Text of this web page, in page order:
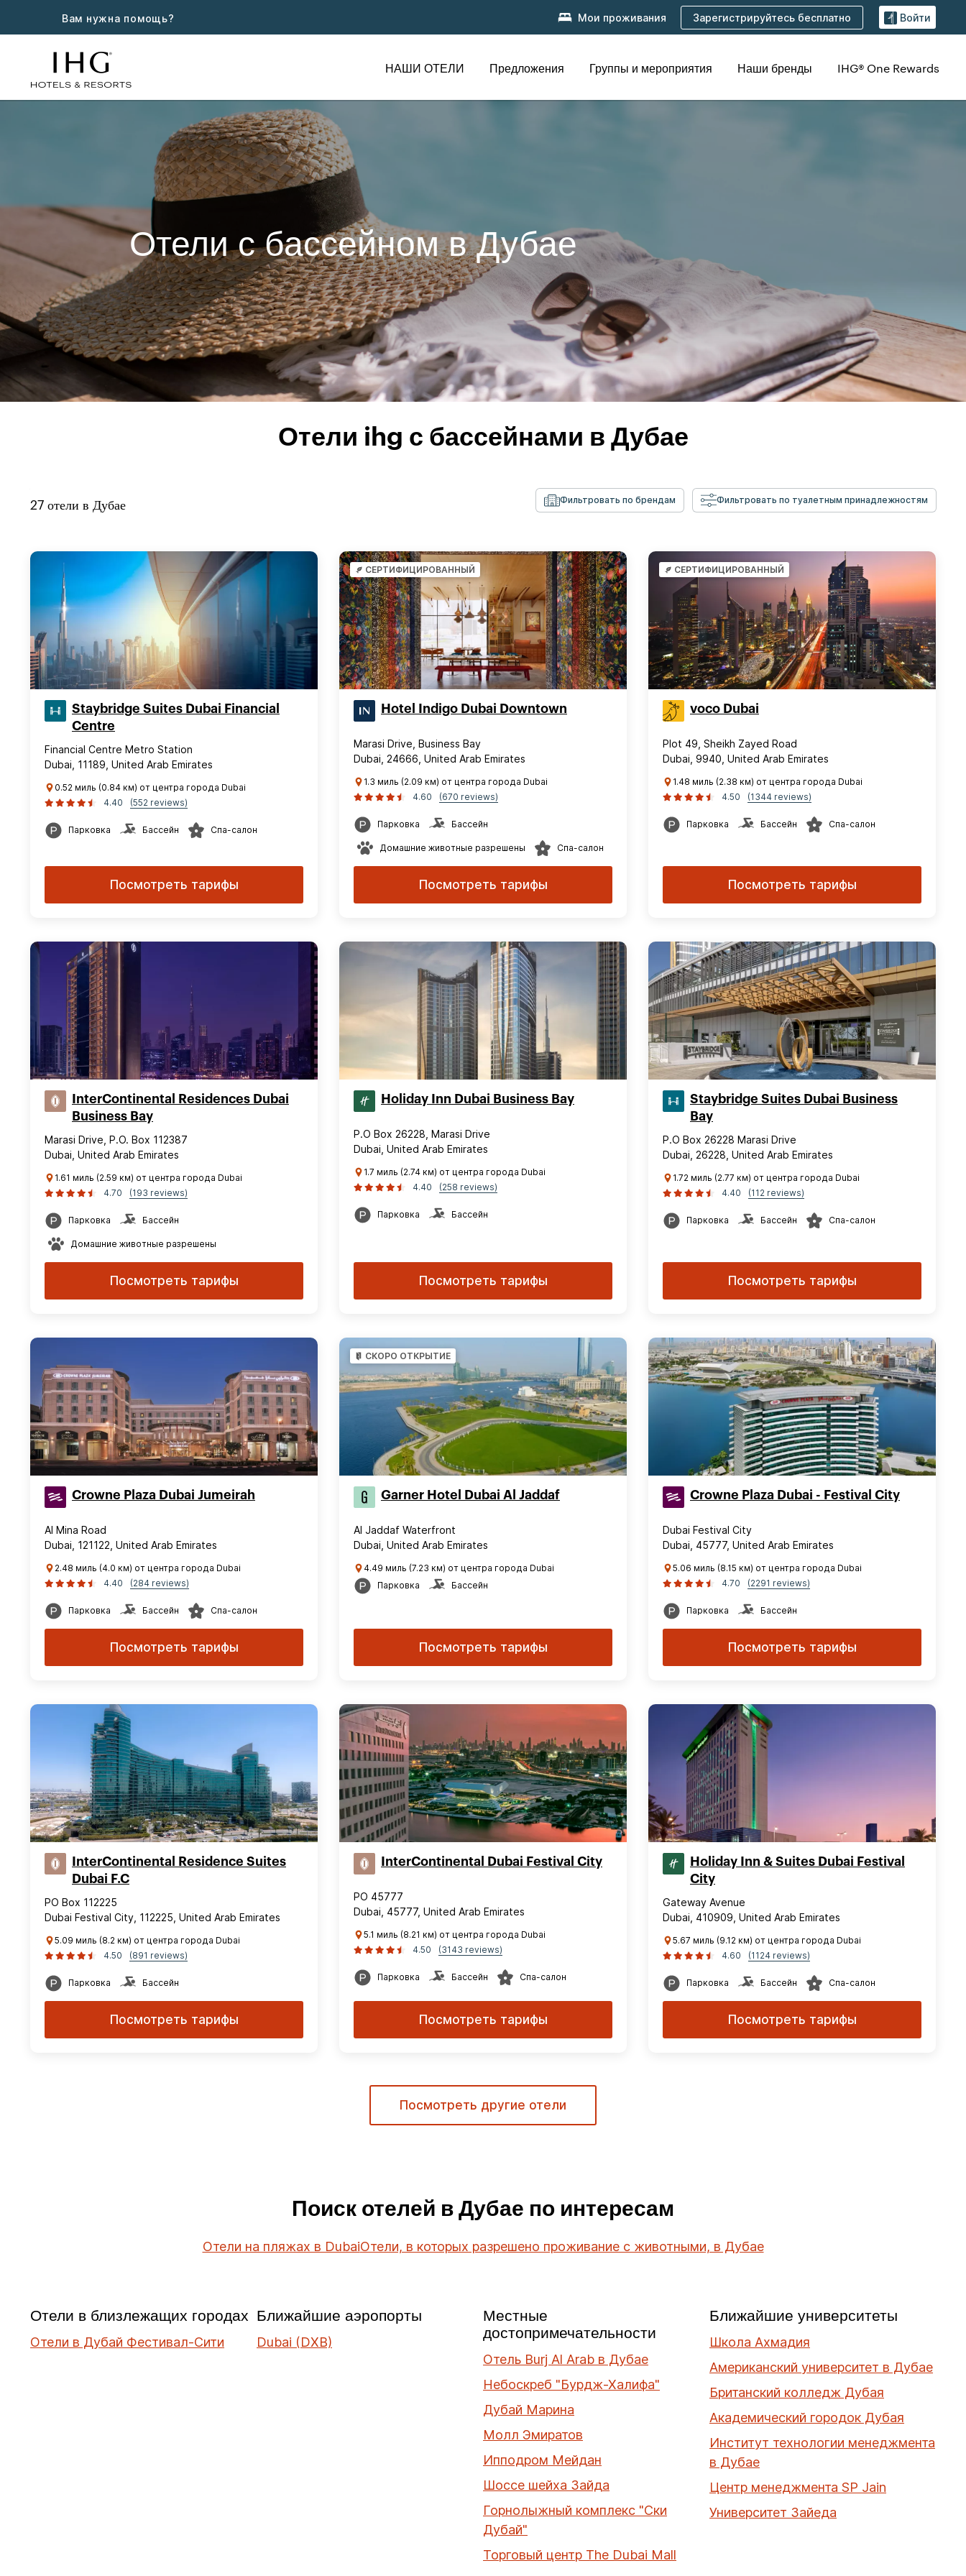
Вам нужна помощь? Мои проживания Зарегистрируйтесь бесплатно Войти
НАШИ ОТЕЛИ Предложения Группы и мероприятия Наши бренды IHG® One Rewards
Отели с бассейном в Дубае
Отели ihg с бассейнами в Дубае
27 отели в Дубае Фильтровать по брендам Фильтровать по туалетным принадлежностям
Staybridge Suites Dubai Financial
Centre
Financial Centre Metro Station
Dubai, 11189, United Arab Emirates
0.52 миль (0.84 км) от центра города Dubai
4.40
(552 reviews)
Парковка Бассейн Спа-салон
Посмотреть тарифы
СЕРТИФИЦИРОВАННЫЙ
Hotel Indigo Dubai Downtown
Marasi Drive, Business Bay
Dubai, 24666, United Arab Emirates
1.3 миль (2.09 км) от центра города Dubai
4.60
(670 reviews)
Парковка Бассейн
Домашние животные разрешены Спа-салон
Посмотреть тарифы
СЕРТИФИЦИРОВАННЫЙ
voco Dubai
Plot 49, Sheikh Zayed Road
Dubai, 9940, United Arab Emirates
1.48 миль (2.38 км) от центра города Dubai
4.50
(1344 reviews)
Парковка Бассейн Спа-салон
Посмотреть тарифы
InterContinental Residences Dubai
Business Bay
Marasi Drive, P.O. Box 112387
Dubai, United Arab Emirates
1.61 миль (2.59 км) от центра города Dubai
4.70
(193 reviews)
Парковка Бассейн
Домашние животные разрешены
Посмотреть тарифы
Holiday Inn Dubai Business Bay
P.O Box 26228, Marasi Drive
Dubai, United Arab Emirates
1.7 миль (2.74 км) от центра города Dubai
4.40
(258 reviews)
Парковка Бассейн
Посмотреть тарифы
Staybridge Suites Dubai Business
Bay
P.O Box 26228 Marasi Drive
Dubai, 26228, United Arab Emirates
1.72 миль (2.77 км) от центра города Dubai
4.40
(112 reviews)
Парковка Бассейн Спа-салон
Посмотреть тарифы
Crowne Plaza Dubai Jumeirah
Al Mina Road
Dubai, 121122, United Arab Emirates
2.48 миль (4.0 км) от центра города Dubai
4.40
(284 reviews)
Парковка Бассейн Спа-салон
Посмотреть тарифы
СКОРО ОТКРЫТИЕ
Garner Hotel Dubai Al Jaddaf
Al Jaddaf Waterfront
Dubai, United Arab Emirates
4.49 миль (7.23 км) от центра города Dubai
Парковка
Бассейн
Посмотреть тарифы
Crowne Plaza Dubai - Festival City
Dubai Festival City
Dubai, 45777, United Arab Emirates
5.06 миль (8.15 км) от центра города Dubai
4.70
(2291 reviews)
Парковка Бассейн
Посмотреть тарифы
InterContinental Residence Suites
Dubai F.C
PO Box 112225
Dubai Festival City, 112225, United Arab Emirates
5.09 миль (8.2 км) от центра города Dubai
4.50
(891 reviews)
Парковка Бассейн
Посмотреть тарифы
InterContinental Dubai Festival City
PO 45777
Dubai, 45777, United Arab Emirates
5.1 миль (8.21 км) от центра города Dubai
4.50
(3143 reviews)
Парковка Бассейн Спа-салон
Посмотреть тарифы
Holiday Inn & Suites Dubai Festival
City
Gateway Avenue
Dubai, 410909, United Arab Emirates
5.67 миль (9.12 км) от центра города Dubai
4.60
(1124 reviews)
Парковка Бассейн Спа-салон
Посмотреть тарифы
Посмотреть другие отели
Поиск отелей в Дубае по интересам
Отели на пляжах в DubaiОтели, в которых разрешено проживание с животными, в Дубае
Отели в близлежащих городах
Отели в Дубай Фестивал-Сити
Ближайшие аэропорты
Dubai (DXB)
Местные
достопримечательности
Отель Burj Al Arab в Дубае
Небоскреб "Бурдж-Халифа"
Дубай Марина
Молл Эмиратов
Ипподром Мейдан
Шоссе шейха Зайда
Горнолыжный комплекс "Ски
Дубай"
Торговый центр The Dubai Mall
Ближайшие университеты
Школа Ахмадия
Американский университет в Дубае
Британский колледж Дубая
Академический городок Дубая
Институт технологии менеджмента
в Дубае
Центр менеджмента SP Jain
Университет Зайеда